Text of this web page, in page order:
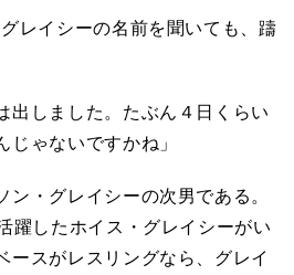
レイシーの名前を聞いても、躊
出しました。たぶん４日くらい
ゃないですかね」
・グレイシーの次男である。
躍したホイス・グレイシーがい
ースがレスリングなら、グレイ